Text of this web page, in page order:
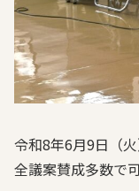
令和8年6月9日（
全議案賛成多数で